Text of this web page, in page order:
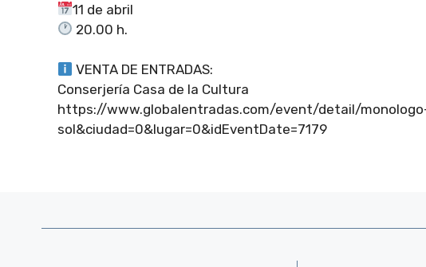
11 de abril
20.00 h.
VENTA DE ENTRADAS:
Conserjería Casa de la Cultura
https://www.globalentradas.com/event/detail/
sol&ciudad=0&lugar=0&idEventDate=7179